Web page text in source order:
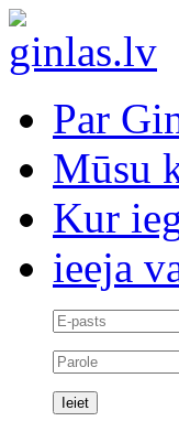
Par
Mūsu
Kur
ieeja